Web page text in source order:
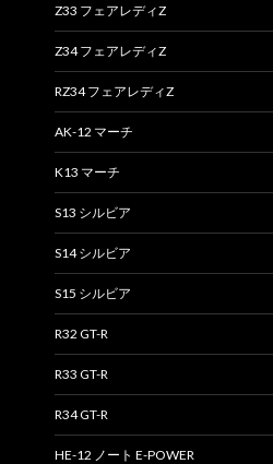
Z33 フェアレディZ
Z34 フェアレディZ
RZ34 フェアレディZ
AK-12 マーチ
K13 マーチ
S13 シルビア
S14 シルビア
S15 シルビア
R32 GT-R
R33 GT-R
R34 GT-R
HE-12 ノート E-POWER